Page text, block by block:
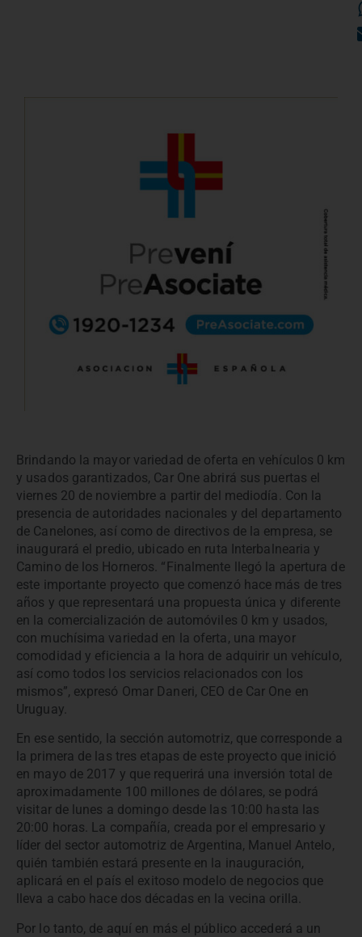
Brindando la mayor variedad de oferta en vehículos 0 km
y usados garantizados, Car One abrirá sus puertas el
viernes 20 de noviembre a partir del mediodía. Con la
presencia de autoridades nacionales y del departamento
de Canelones, así como de directivos de la empresa, se
inaugurará el predio, ubicado en ruta Interbalnearia y
Camino de los Horneros. “Finalmente llegó la apertura de
este importante proyecto que comenzó hace más de tres
años y que representará una propuesta única y diferente
en la comercialización de automóviles 0 km y usados,
con muchísima variedad en la oferta, una mayor
comodidad y eficiencia a la hora de adquirir un vehículo,
así como todos los servicios relacionados con los
mismos”, expresó Omar Daneri, CEO de Car One en
Uruguay.
En ese sentido, la sección automotriz, que corresponde a
la primera de las tres etapas de este proyecto que inició
en mayo de 2017 y que requerirá una inversión total de
aproximadamente 100 millones de dólares, se podrá
visitar de lunes a domingo desde las 10:00 hasta las
20:00 horas. La compañía, creada por el empresario y
líder del sector automotriz de Argentina, Manuel Antelo,
quién también estará presente en la inauguración,
aplicará en el país el exitoso modelo de negocios que
lleva a cabo hace dos décadas en la vecina orilla.
Por lo tanto, de aquí en más el público accederá a un